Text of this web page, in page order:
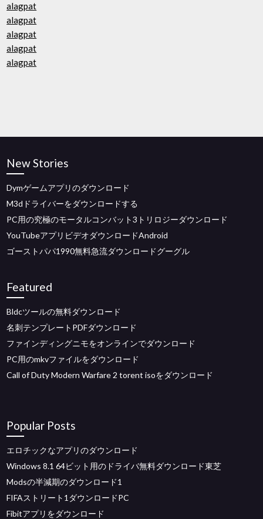
alagpat
alagpat
alagpat
alagpat
alagpat
New Stories
Dymゲームアプリのダウンロード
M3dドライバーをダウンロードする
PC用の究極のモータルコンバット3トリロジーダウンロード
YouTubeアプリビデオダウンロードAndroid
ゴーストパパ1990無料急流ダウンロードグーグル
Featured
Bldcツールの無料ダウンロード
名刺テンプレートPDFダウンロード
ファインディングニモをオンラインでダウンロード
PC用のmkvファイルをダウンロード
Call of Duty Modern Warfare 2 torent isoをダウンロード
Popular Posts
エロチックなアプリのダウンロード
Windows 8.1 64ビット用のドライバ無料ダウンロード東芝
Modsの半減期のダウンロード1
FIFAストリート1ダウンロードPC
Fibitアプリをダウンロード